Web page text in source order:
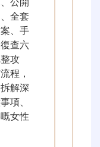
全套
、手
查六
攻
程，
解深
項、
女性